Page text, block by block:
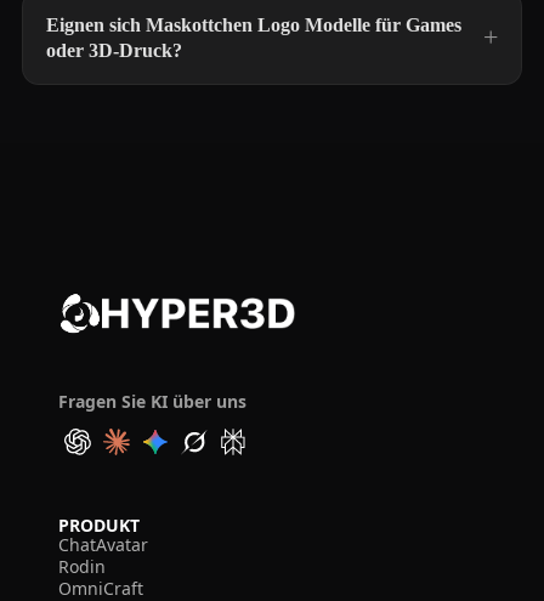
Eignen sich Maskottchen Logo Modelle für Games
oder 3D-Druck?
Fragen Sie KI über uns
PRODUKT
ChatAvatar
Rodin
OmniCraft